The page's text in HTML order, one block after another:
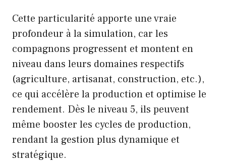
Cette particularité apporte une vraie
profondeur à la simulation, car les
compagnons progressent et montent en
niveau dans leurs domaines respectifs
(agriculture, artisanat, construction, etc.),
ce qui accélère la production et optimise le
rendement. Dès le niveau 5, ils peuvent
même booster les cycles de production,
rendant la gestion plus dynamique et
stratégique.